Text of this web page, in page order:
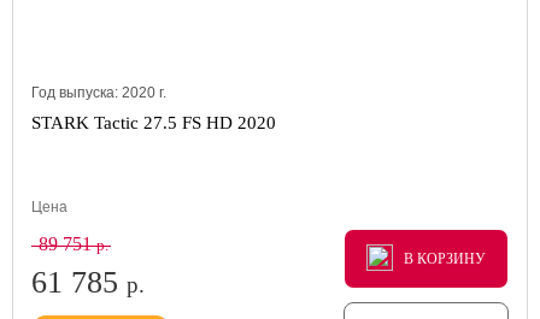
Год выпуска: 2020 г.
STARK Tactic 27.5 FS HD 2020
Цена
89 751р.
61 785 р.
В КОРЗИНУ
В КОРЗИНУ
В КОРЗИНУ